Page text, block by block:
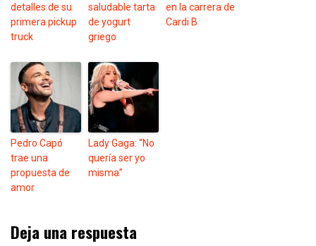
detalles de su
primera pickup
truck
saludable tarta
de yogurt
griego
en la carrera de
Cardi B
Pedro Capó
trae una
propuesta de
amor
Lady Gaga: “No
quería ser yo
misma”
Deja una respuesta